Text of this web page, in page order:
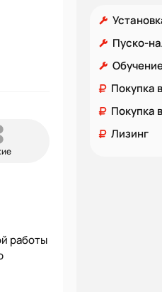
работы
Пуско-
Покупка
Покупка
Лизинг